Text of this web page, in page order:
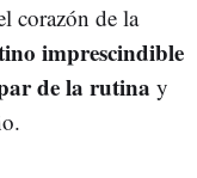
corazón de la
imprescindible
de la rutina y